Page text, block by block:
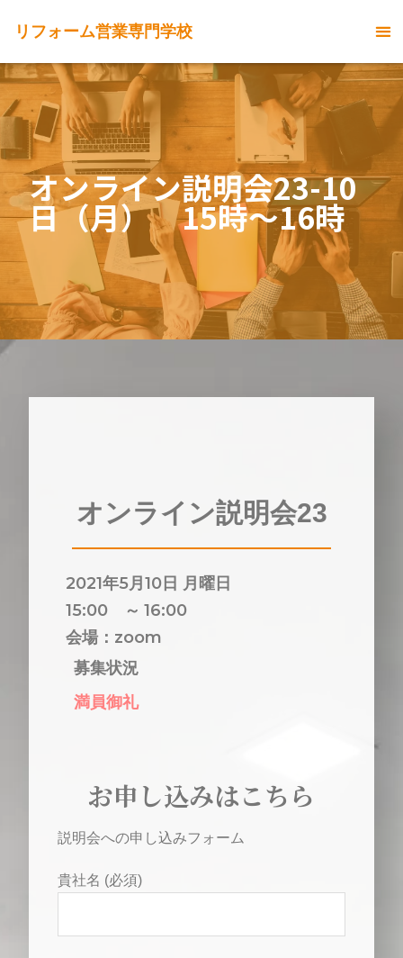
リフォーム営業専門学校
オンライン説明会23-10
日（月） 15時〜16時
オンライン説明会23
2021年5月10日 月曜日
15:00 ～ 16:00
会場：zoom
募集状況
満員御礼
お申し込みはこちら
説明会への申し込みフォーム
貴社名 (必須)